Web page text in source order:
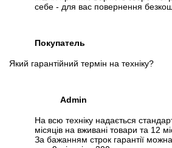
себе - для вас повернення
Покупатель
Який гарантійний термін на техніку?
Admin
На всю техніку надається
місяців на вживані товари та 12
За бажанням строк гарантії